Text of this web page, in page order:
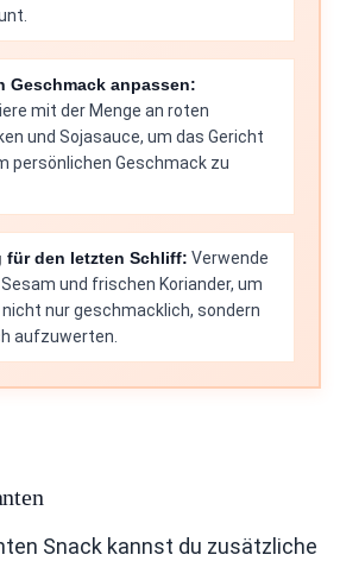
Geschmack anpassen:
mit der Menge an roten
und Sojasauce, um das Gericht
persönlichen Geschmack zu
für den letzten Schliff: Verwende
und frischen Koriander, um
nur geschmacklich, sondern
aufzuwerten.
Snack kannst du zusätzliche